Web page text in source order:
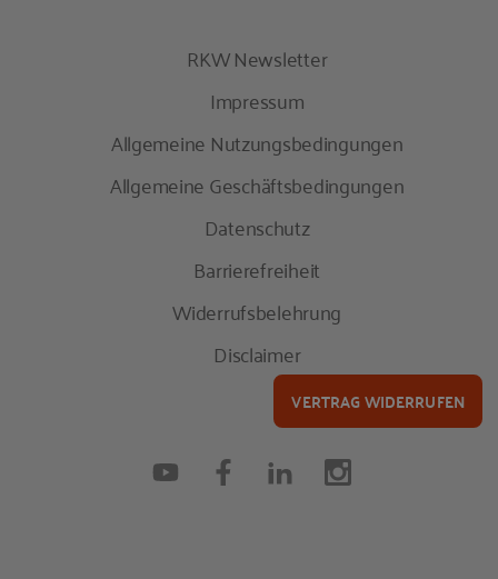
RKW Newsletter
Impressum
Allgemeine Nutzungsbedingungen
Allgemeine Geschäftsbedingungen
Datenschutz
Barrierefreiheit
Widerrufsbelehrung
Disclaimer
VERTRAG WIDERRUFEN